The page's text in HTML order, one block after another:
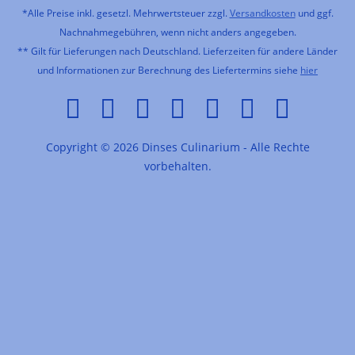
*Alle Preise inkl. gesetzl. Mehrwertsteuer zzgl. Versandkostenund ggf.
Nachnahmegebühren, wenn nicht anders angegeben.
** Gilt für Lieferungen nach Deutschland. Lieferzeiten für andere Länder
und Informationen zur Berechnung des Liefertermins siehe hier
Copyright © 2026 Dinses Culinarium - Alle Rechte
vorbehalten.